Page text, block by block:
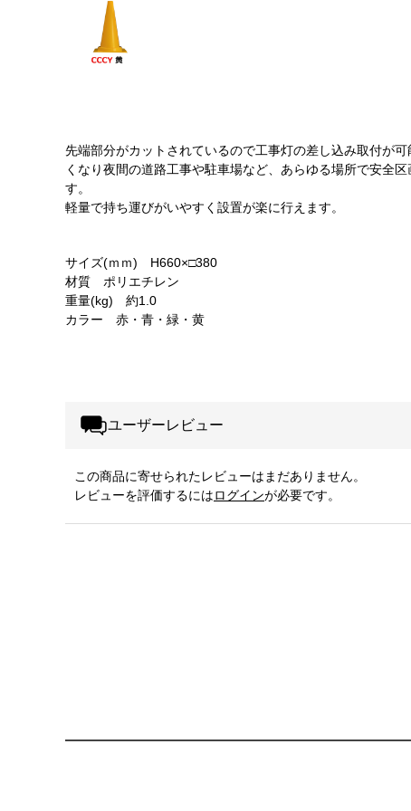
先端部分がカットされているので工事灯の差し込み取付が
くなり夜間の道路工事や駐車場など、あらゆる場所で安全
す。
軽量で持ち運びがいやすく設置が楽に行えます。
サイズ(ｍｍ) H660×□380
材質 ポリエチレン
重量(kg) 約1.0
カラー 赤・青・緑・黄
ユーザーレビュー
この商品に寄せられたレビューはまだありません。
レビューを評価するにはログインが必要です。